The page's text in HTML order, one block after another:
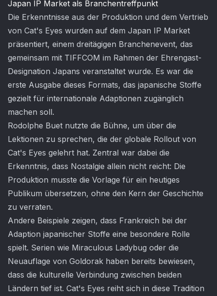
Japan IP Market als Branchentreffpunkt
Die Erkenntnisse aus der Produktion und dem Vertrieb
von Cat's Eyes wurden auf dem Japan IP Market
präsentiert, einem dreitägigen Branchenevent, das
gemeinsam mit TIFFCOM im Rahmen der Ehrengast-
Designation Japans veranstaltet wurde. Es war die
erste Ausgabe dieses Formats, das japanische Stoffe
gezielt für internationale Adaptionen zugänglich
machen soll.
Rodolphe Buet nutzte die Bühne, um über die
Lektionen zu sprechen, die der globale Rollout von
Cat's Eyes gelehrt hat. Zentral war dabei die
Erkenntnis, dass Nostalgie allein nicht reicht: Die
Produktion musste die Vorlage für ein heutiges
Publikum übersetzen, ohne den Kern der Geschichte
zu verraten.
Andere Beispiele zeigen, dass Frankreich bei der
Adaption japanischer Stoffe eine besondere Rolle
spielt. Serien wie Miraculous Ladybug oder die
Neuauflage von Goldorak haben bereits bewiesen,
dass die kulturelle Verbindung zwischen beiden
Ländern tief ist. Cat's Eyes reiht sich in diese Tradition